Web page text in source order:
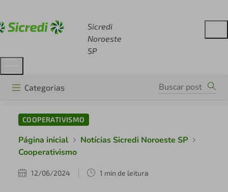
Sicredi
Noroeste
SP
Categorias
COOPERATIVISMO
Página inicial
Notícias Sicredi Noroeste SP
Cooperativismo
12/06/2024 1 min de leitura